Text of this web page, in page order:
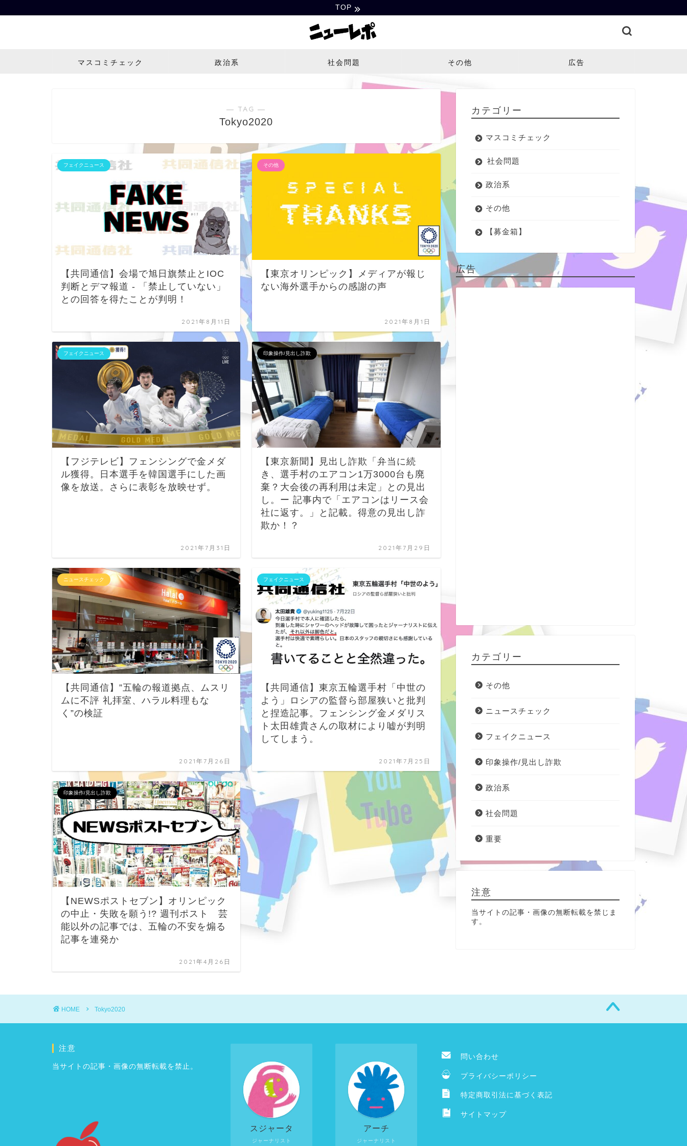
TOP
マスコミチェック 政治系 社会問題 その他 広告
― TAG ―
Tokyo2020
フェイクニュース
【共同通信】会場で旭日旗禁止とIOC
判断とデマ報道 - 「禁止していない」
との回答を得たことが判明！
2021年8月11日
その他
【東京オリンピック】メディアが報じ
ない海外選手からの感謝の声
2021年8月1日
フェイクニュース
【フジテレビ】フェンシングで金メダ
ル獲得。日本選手を韓国選手にした画
像を放送。さらに表彰を放映せず。
2021年7月31日
印象操作/見出し詐欺
【東京新聞】見出し詐欺「弁当に続
き、選手村のエアコン1万3000台も廃
棄？大会後の再利用は未定」との見出
し。ー 記事内で「エアコンはリース会
社に返す。」と記載。得意の見出し詐
欺か！？
2021年7月29日
ニュースチェック
【共同通信】”五輪の報道拠点、ムスリ
ムに不評 礼拝室、ハラル料理もな
く”の検証
2021年7月26日
フェイクニュース
【共同通信】東京五輪選手村「中世の
よう」ロシアの監督ら部屋狭いと批判
と捏造記事。フェンシング金メダリス
ト太田雄貴さんの取材により嘘が判明
してしまう。
2021年7月25日
印象操作/見出し詐欺
【NEWSポストセブン】オリンピック
の中止・失敗を願う!? 週刊ポスト 芸
能以外の記事では、五輪の不安を煽る
記事を連発か
2021年4月26日
カテゴリー
マスコミチェック
社会問題
政治系
その他
【募金箱】
広告
カテゴリー
その他
ニュースチェック
フェイクニュース
印象操作/見出し詐欺
政治系
社会問題
重要
注意
当サイトの記事・画像の無断転載を禁じま
す。
HOME Tokyo2020
注意
当サイトの記事・画像の無断転載を禁止。
ジャーナリスト
スジャータ
ジャーナリスト
アーチ
問い合わせ
プライバシーポリシー
特定商取引法に基づく表記
サイトマップ